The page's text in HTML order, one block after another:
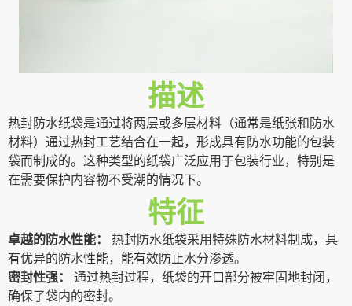
描述
热封防水纸袋是通过将两层或多层材料（通常是纸张和防水
材料）通过热封工艺结合在一起，形成具有防水功能的包装
袋而制成的。这种类型的纸袋广泛应用于包装行业，特别是
在需要保护内容物不受潮的情况下。
特征
卓越的防水性能： 热封防水纸袋采用特殊防水材料制成，具
有优异的防水性能，能有效防止水分渗透。
密封性强： 通过热封过程，纸袋的开口部分被牢固地封闭，
确保了袋内的密封。